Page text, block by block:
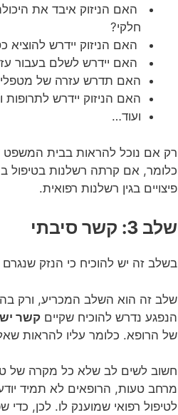
האם הניזוק איבד את
חלקי?
האם הניזוק יידרש להוציא
האם יידרש לשלם בעבור
האם תדרש עזרה של
האם הניזוק יידרש לתרופות
ועוד…
רק אם נוכל להראות בבית המשפט
כלומר, אם קרתה רשלנות בטיפול
פיצויים בגין רשלנות רפואית.
שלב 3: קשר סיבתי
בשלב זה יש להוכיח כי הנזק
שלב זה הוא השלב המכריע, ורק
הנפגע נדרש להוכיח שקיים קשר
של הרופא. כלומר עליו להראות
חשוב לשים לב שלא כל מקרה של
מרחב טעות, הרופאים לא תמיד
לטיפול רפואי שמוענק לו. לכן,